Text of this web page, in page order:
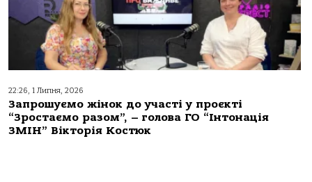
22:26, 1 Липня, 2026
Запрошуємо жінок до участі у проєкті
“Зростаємо разом”, – голова ГО “Інтонація
ЗМІН” Вікторія Костюк